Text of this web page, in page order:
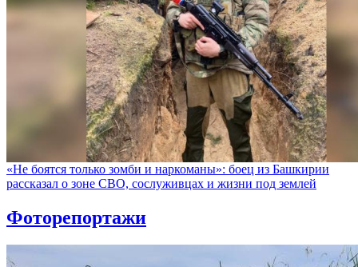
«Не боятся только зомби и наркоманы»: боец из Башкирии
рассказал о зоне СВО, сослуживцах и жизни под землей
Фоторепортажи